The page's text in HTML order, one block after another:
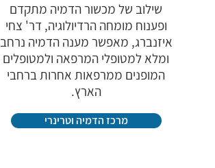
שילוב של מכשור הדמיה מתקדם
ופענוח מומחה הרדיולוגיה, דר' צחי
איזנברג, מאפשר מענה הדמיה נרחב
ומלא למטופלי המרפאה ולמטופלים
המופנים ממרפאות אחרות ברחבי
הארץ.
מרכז הדמיה וטרינרי